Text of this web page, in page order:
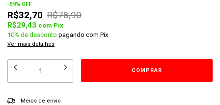
-59% OFF
R$32,70 R$78,90
R$29,43 com Pix
10% de desconto pagando com Pix
Ver mais detalhes
Entregas para o CEP:
Meios de envio